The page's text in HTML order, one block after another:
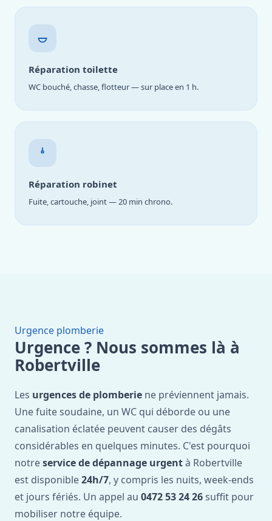
Réparation toilette
WC bouché, chasse, flotteur — sur place en 1 h.
Réparation robinet
Fuite, cartouche, joint — 20 min chrono.
Urgence plomberie
Urgence ? Nous sommes là à
Robertville
Les urgences de plomberie ne préviennent jamais.
Une fuite soudaine, un WC qui déborde ou une
canalisation éclatée peuvent causer des dégâts
considérables en quelques minutes. C'est pourquoi
notreservice de dépannage urgentà Robertville
est disponible24h/7, y compris les nuits, week-ends
et jours fériés. Un appel au 0472 53 24 26 suffit pour
mobiliser notre équipe.